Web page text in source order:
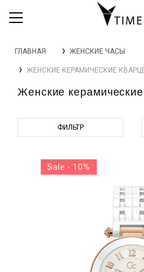
044 392 44 45
067 344 14 44
0 800 305 805
ГЛАВНАЯ ЖЕНСКИЕ ЧАСЫ
ЖЕНСКИЕ КЕРАМИЧЕСКИЕ
Женские
ФИЛЬТР
Sale - 10%